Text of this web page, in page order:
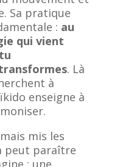
Sa pratique
: au
qui vient
. Là
à
enseigne à
mis les
peut paraître
: une